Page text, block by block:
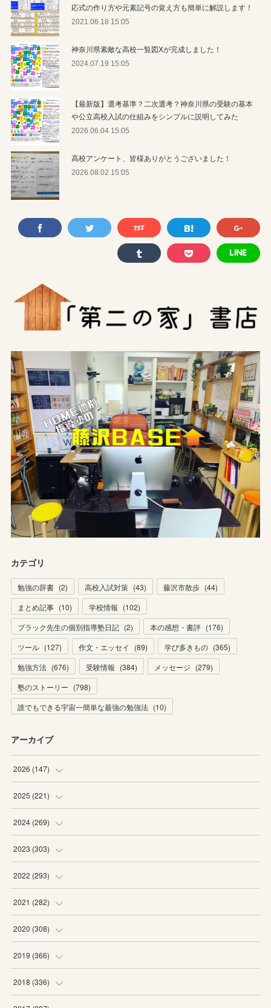
応式の作り方や元素記号の覚え方も簡単に解説します！
2021.06.18 15:05
神奈川県素敵な高校一覧図Xが完成しました！
2024.07.19 15:05
【最新版】選考基準？二次選考？神奈川県の受験の基本
や公立高校入試の仕組みをシンプルに説明してみた
2026.06.04 15:05
高校アンケート、皆様ありがとうございました！
2026.08.02 15:05
カテゴリ
勉強の辞書 (2) 高校入試対策 (43) 藤沢市散歩 (44)
まとめ記事 (10) 学校情報 (102)
ブラック先生の個別指導塾日記 (2) 本の感想・書評 (176)
ツール (127) 作文・エッセイ (89) 学び多きもの (365)
勉強方法 (676) 受験情報 (384) メッセージ (279)
塾のストーリー (798)
誰でもできる宇宙一簡単な最強の勉強法 (10)
アーカイブ
2026 (147)
(5)
(22
(20
(19
2025 (221)
(19
(20
(19
(20
2024 (269)
(16
(16
(21
(20
2023 (303)
(27
(25
(29
(25
2022 (293)
(18
(27
(26
(25
2021 (282)
(19
(23
(27
(26
2020 (308)
(22
(25
(26
2019 (366)
(28
2018 (336)